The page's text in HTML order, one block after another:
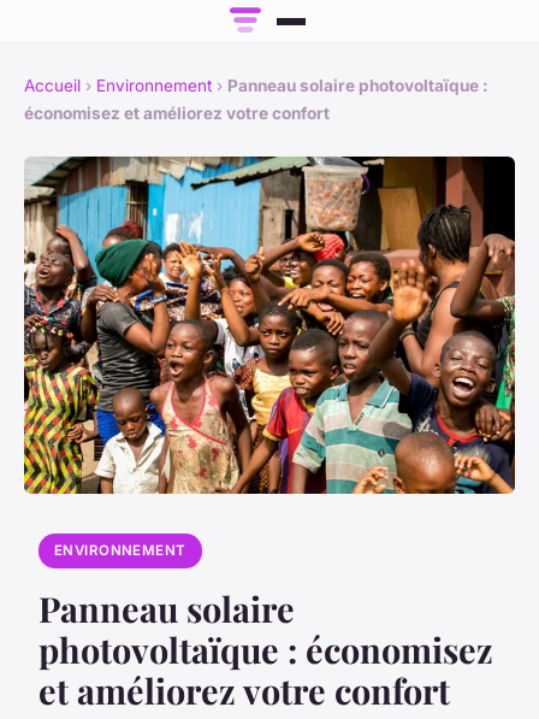
Accueil › Environnement › Panneau solaire photovoltaïque :
économisez et améliorez votre confort
ENVIRONNEMENT
Panneau solaire
photovoltaïque : économisez
et améliorez votre confort